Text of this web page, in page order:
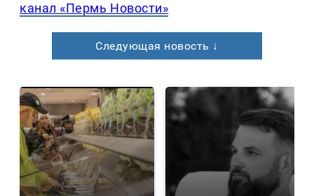
канал «Пермь Новости»
Следующая новость ↓